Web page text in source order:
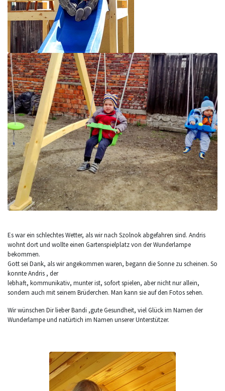
Es war ein schlechtes Wetter, als wir nach Szolnok abgefahren sind. Andris
wohnt dort und wollte einen Gartenspielplatz von der Wunderlampe
bekommen.
Gott sei Dank, als wir angekommen waren, begann die Sonne zu scheinen. So
konnte Andris , der
lebhaft, kommunikativ, munter ist, sofort spielen, aber nicht nur allein,
sondern auch mit seinem Brüderchen. Man kann sie auf den Fotos sehen.
Wir wünschen Dir lieber Bandi ,gute Gesundheit, viel Glück im Namen der
Wunderlampe und natürtich im Namen unserer Unterstützer.